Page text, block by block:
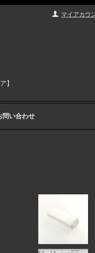
マイアカウ
】
問い合わせ